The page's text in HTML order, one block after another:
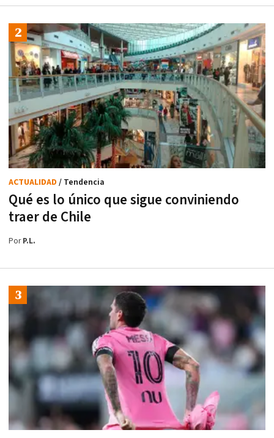
Qué es lo único que sigue conviniendo
traer de Chile
ACTUALIDAD / Tendencia
PorP.L.